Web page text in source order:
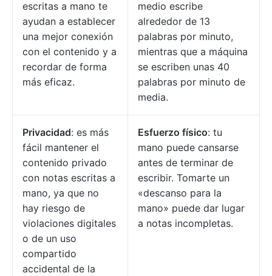
escritas a mano te
ayudan a establecer
una mejor conexión
con el contenido y a
recordar de forma
más eficaz.
medio escribe
alrededor de 13
palabras por minuto,
mientras que a máquina
se escriben unas 40
palabras por minuto de
media.
Privacidad: es más
fácil mantener el
contenido privado
con notas escritas a
mano, ya que no
hay riesgo de
violaciones digitales
o de un uso
compartido
accidental de la
Esfuerzo físico: tu
mano puede cansarse
antes de terminar de
escribir. Tomarte un
«descanso para la
mano» puede dar lugar
a notas incompletas.